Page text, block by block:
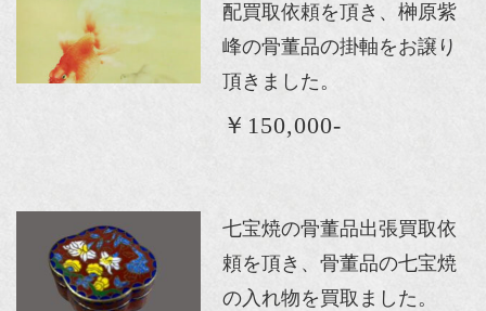
配買取依頼を頂き、榊原紫
峰の骨董品の掛軸をお譲り
頂きました。
￥150,000-
七宝焼の骨董品出張買取依
頼を頂き、骨董品の七宝焼
の入れ物を買取ました。